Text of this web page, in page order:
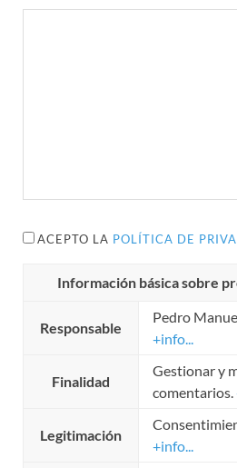
ACEPTO LA POLÍTICA DE
Información básica sobre
Responsable
Pedro
+info...
Finalidad
Gestionar y
comentarios.
Legitimación
+info...